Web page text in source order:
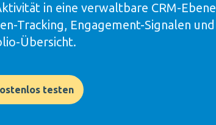
in eine verwaltbare CRM-Ebene
Tracking, Engagement-Signalen und
Übersicht.
testen